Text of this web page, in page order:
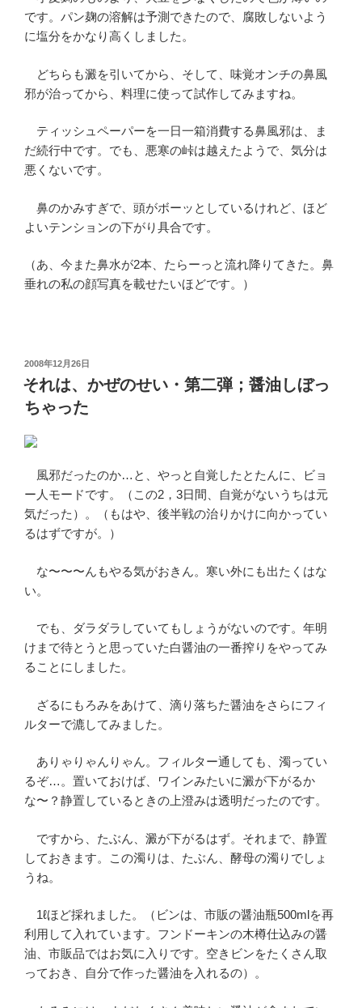
です。パン麹の溶解は予測できたので、腐敗しないよう
に塩分をかなり高くしました。
どちらも澱を引いてから、そして、味覚オンチの鼻風
邪が治ってから、料理に使って試作してみますね。
ティッシュペーパーを一日一箱消費する鼻風邪は、ま
だ続行中です。でも、悪寒の峠は越えたようで、気分は
悪くないです。
鼻のかみすぎで、頭がボーッとしているけれど、ほど
よいテンションの下がり具合です。
（あ、今また鼻水が2本、たらーっと流れ降りてきた。鼻
垂れの私の顔写真を載せたいほどです。）
投
稿
日:
2008年12月26日
それは、かぜのせい・第二弾；醤油しぼっ
ちゃった
風邪だったのか…と、やっと自覚したとたんに、ビョ
ー人モードです。（この2，3日間、自覚がないうちは元
気だった）。（もはや、後半戦の治りかけに向かってい
るはずですが。）
な〜〜〜んもやる気がおきん。寒い外にも出たくはな
い。
でも、ダラダラしていてもしょうがないのです。年明
けまで待とうと思っていた白醤油の一番搾りをやってみ
ることにしました。
ざるにもろみをあけて、滴り落ちた醤油をさらにフィ
ルターで漉してみました。
ありゃりゃんりゃん。フィルター通しても、濁ってい
るぞ…。置いておけば、ワインみたいに澱が下がるか
な〜？静置しているときの上澄みは透明だったのです。
ですから、たぶん、澱が下がるはず。それまで、静置
しておきます。この濁りは、たぶん、酵母の濁りでしょ
うね。
1ℓほど採れました。（ビンは、市販の醤油瓶500mlを再
利用して入れています。フンドーキンの木樽仕込みの醤
油、市販品ではお気に入りです。空きビンをたくさん取
っておき、自分で作った醤油を入れるの）。